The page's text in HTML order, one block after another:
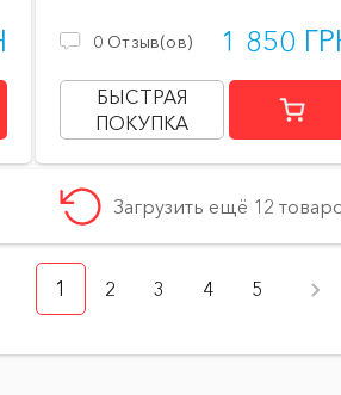
0 Отзыв(ов) 1 850
БЫСТРАЯ
ПОКУПКА
Загрузить ещё 12
1 2 3 4 5